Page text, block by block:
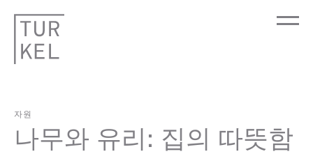
자원
나무와 유리: 집의 따뜻함